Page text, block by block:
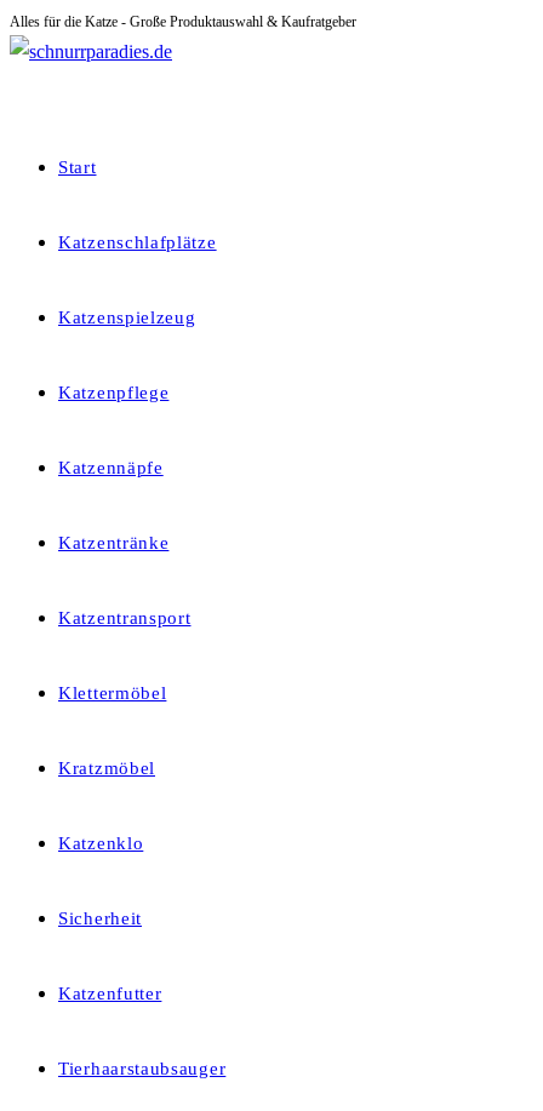
Zum
Inhalt
Alles für die Katze - Große Produktauswahl & Kaufratgeber
Start
Katzenschlafplätze
Katzenspielzeug
Katzenpflege
Katzennäpfe
Katzentränke
Katzentransport
Klettermöbel
Kratzmöbel
Katzenklo
Sicherheit
Katzenfutter
Tierhaarstaubsauger